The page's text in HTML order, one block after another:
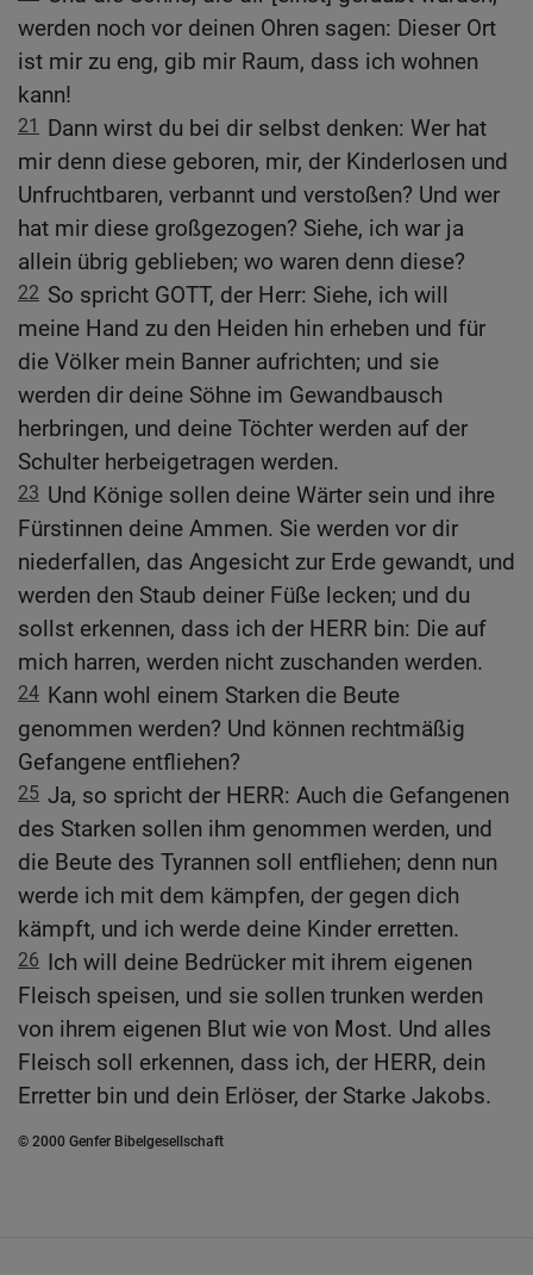
werden noch vor deinen Ohren sagen: Dieser Ort
ist mir zu eng, gib mir Raum, dass ich wohnen
kann!
21 Dann wirst du bei dir selbst denken: Wer hat
mir denn diese geboren, mir, der Kinderlosen und
Unfruchtbaren, verbannt und verstoßen? Und wer
hat mir diese großgezogen? Siehe, ich war ja
allein übrig geblieben; wo waren denn diese?
22 So spricht GOTT, der Herr: Siehe, ich will
meine Hand zu den Heiden hin erheben und für
die Völker mein Banner aufrichten; und sie
werden dir deine Söhne im Gewandbausch
herbringen, und deine Töchter werden auf der
Schulter herbeigetragen werden.
23 Und Könige sollen deine Wärter sein und ihre
Fürstinnen deine Ammen. Sie werden vor dir
niederfallen, das Angesicht zur Erde gewandt, und
werden den Staub deiner Füße lecken; und du
sollst erkennen, dass ich der HERR bin: Die auf
mich harren, werden nicht zuschanden werden.
24 Kann wohl einem Starken die Beute
genommen werden? Und können rechtmäßig
Gefangene entfliehen?
25 Ja, so spricht der HERR: Auch die Gefangenen
des Starken sollen ihm genommen werden, und
die Beute des Tyrannen soll entfliehen; denn nun
werde ich mit dem kämpfen, der gegen dich
kämpft, und ich werde deine Kinder erretten.
26 Ich will deine Bedrücker mit ihrem eigenen
Fleisch speisen, und sie sollen trunken werden
von ihrem eigenen Blut wie von Most. Und alles
Fleisch soll erkennen, dass ich, der HERR, dein
Erretter bin und dein Erlöser, der Starke Jakobs.
© 2000 Genfer Bibelgesellschaft